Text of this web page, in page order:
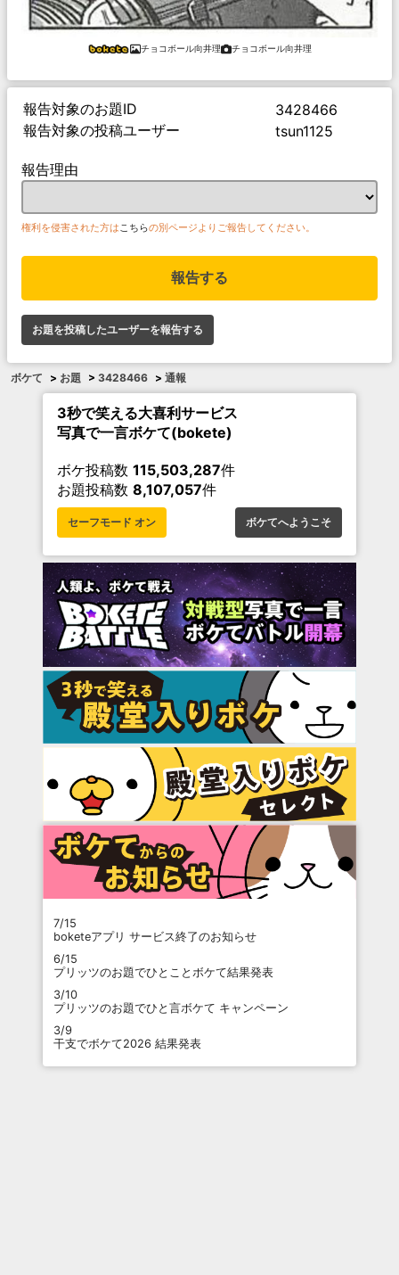
チョコボール向井理 チョコボール向井理
報告対象のお題ID
3428466
報告対象の投稿ユーザー
tsun1125
報告理由
権利を侵害された方は こちらの別ページよりご報告してください。
報告する
お題を投稿したユーザーを報告する
ボケて > お題 > 3428466 > 通報
3秒で笑える大喜利サービス
写真で一言ボケて(bokete)
ボケ投稿数 115,503,287件
お題投稿数 8,107,057件
セーフモード オン ボケてへようこそ
7/15
boketeアプリ サービス終了のお知らせ
6/15
プリッツのお題でひとことボケて結果発表
3/10
プリッツのお題でひと言ボケて キャンペーン
3/9
干支でボケて2026 結果発表